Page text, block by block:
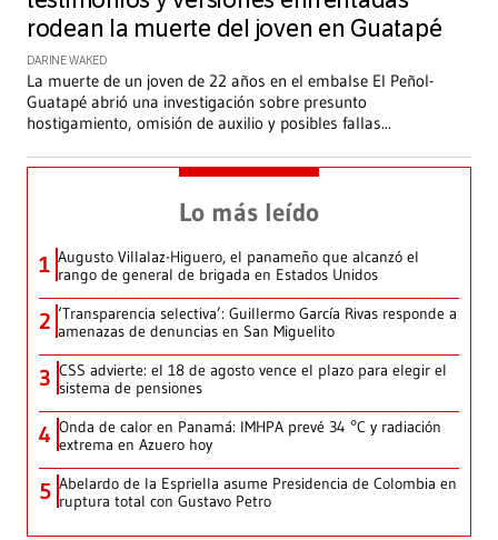
rodean la muerte del joven en Guatapé
DARINE WAKED
La muerte de un joven de 22 años en el embalse El Peñol-
Guatapé abrió una investigación sobre presunto
hostigamiento, omisión de auxilio y posibles fallas...
Lo más leído
1 Augusto Villalaz-Higuero, el panameño que alcanzó el
rango de general de brigada en Estados Unidos
2 ‘Transparencia selectiva’: Guillermo García Rivas responde a
amenazas de denuncias en San Miguelito
3 CSS advierte: el 18 de agosto vence el plazo para elegir el
sistema de pensiones
4 Onda de calor en Panamá: IMHPA prevé 34 °C y radiación
extrema en Azuero hoy
5 Abelardo de la Espriella asume Presidencia de Colombia en
ruptura total con Gustavo Petro